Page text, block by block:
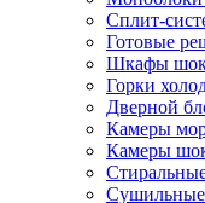
Сплит-
Готовые
Шкафы
Горки
Дверной
Камеры
Камеры